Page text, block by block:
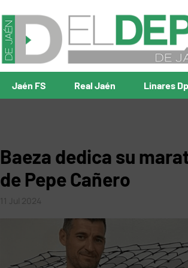
Jaén FS Real Jaén Linares
Baeza dedica su
de Pepe Cañero